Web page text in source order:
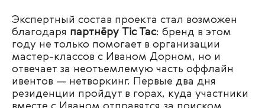
Экспертный состав проекта стал возможен
благодаря партнёру Tic Tac: бренд в этом
году не только помогает в организации
мастер-классов с Иваном Дорном, но и
отвечает за неотъемлемую часть оффлайн
ивентов — нетворкинг. Первые два дня
резиденции пройдут в горах, куда участники